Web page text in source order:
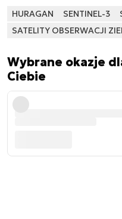
HURAGAN SENTINEL-3
SATELITY OBSERWACJI
Wybrane okazje
Ciebie